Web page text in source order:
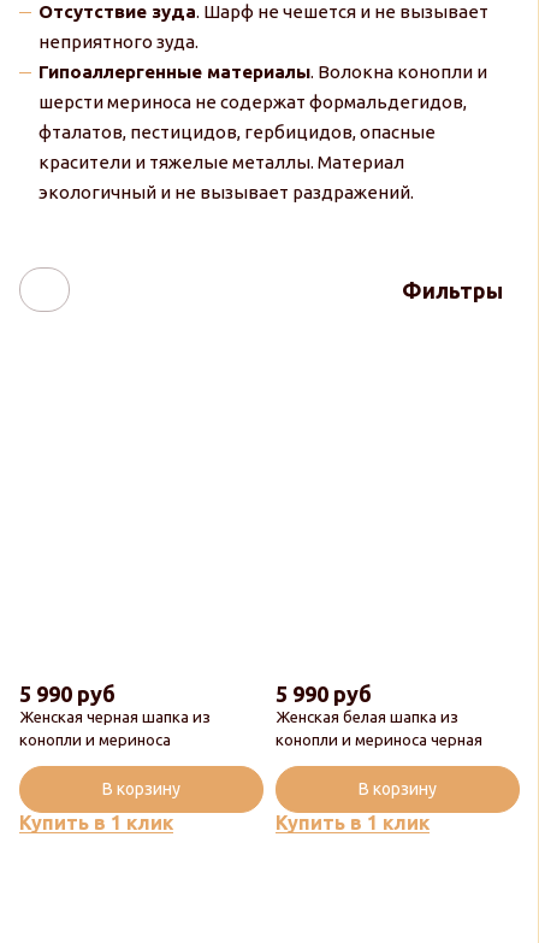
Отсутствие зуда. Шарф не чешется и не вызывает
неприятного зуда.
Гипоаллергенные материалы. Волокна конопли и
шерсти мериноса не содержат формальдегидов,
фталатов, пестицидов, гербицидов, опасные
красители и тяжелые металлы. Материал
экологичный и не вызывает раздражений.
Фильтры
Новинка
Популярный
Женская черная шапка из
конопли и мериноса
5 990 руб
Купить в 1 клик
В корзину
Женская белая шапка из
конопли и мериноса черная
5 990 руб
Купить в 1 клик
В корзину